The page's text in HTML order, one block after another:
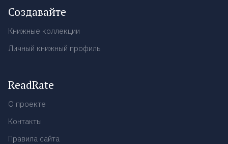
Создавайте
Книжные коллекции
Личный книжный профиль
ReadRate
О проекте
Контакты
Правила сайта